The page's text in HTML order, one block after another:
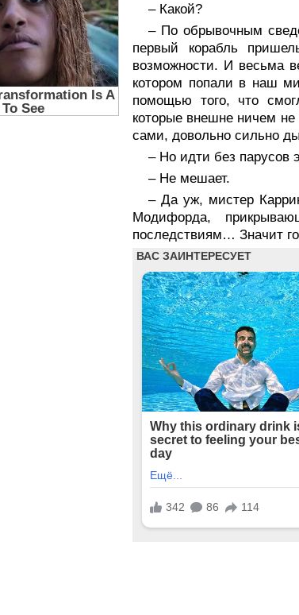
– Какой?
– По обрывочным
первый корабль
возможности. И весьма
котором попали в наш
помощью того, что
которые внешне ничем
сами, довольно сильно
– Но идти без
– Не мешает.
– Да уж, мистер
Модифорда,
последствиям… Значит